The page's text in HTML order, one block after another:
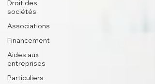
Droit des
sociétés
Associations
Financement
Aides aux
entreprises
Particuliers